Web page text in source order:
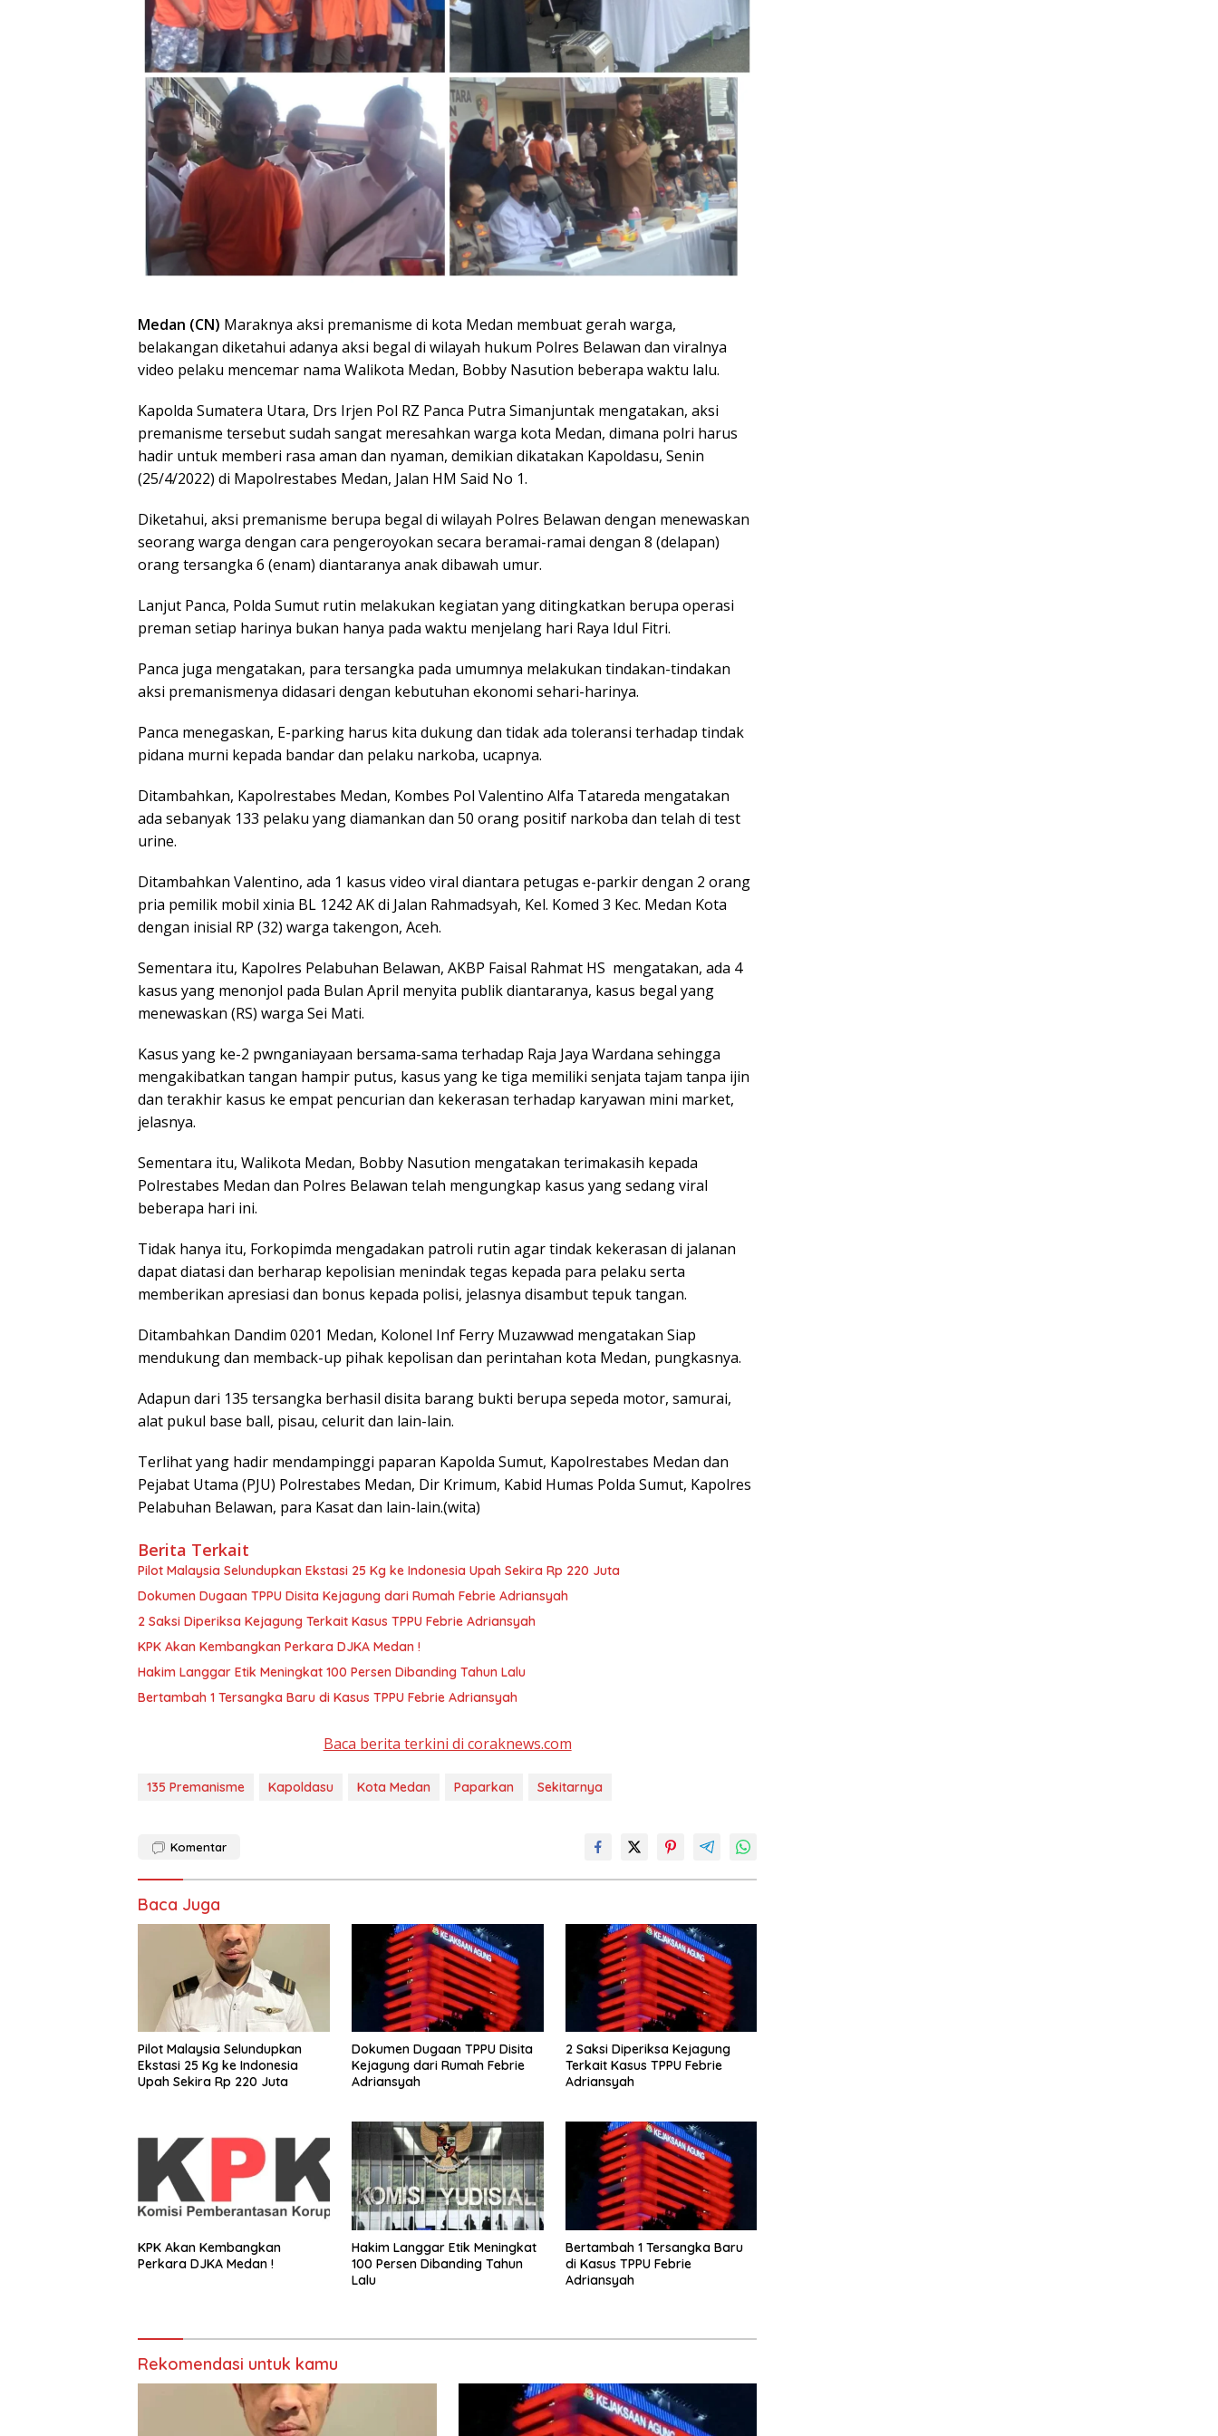
Medan (CN) Maraknya aksi premanisme di kota Medan membuat gerah warga,
belakangan diketahui adanya aksi begal di wilayah hukum Polres Belawan dan viralnya
video pelaku mencemar nama Walikota Medan, Bobby Nasution beberapa waktu lalu.
Kapolda Sumatera Utara, Drs Irjen Pol RZ Panca Putra Simanjuntak mengatakan, aksi
premanisme tersebut sudah sangat meresahkan warga kota Medan, dimana polri harus
hadir untuk memberi rasa aman dan nyaman, demikian dikatakan Kapoldasu, Senin
(25/4/2022) di Mapolrestabes Medan, Jalan HM Said No 1.
Diketahui, aksi premanisme berupa begal di wilayah Polres Belawan dengan menewaskan
seorang warga dengan cara pengeroyokan secara beramai-ramai dengan 8 (delapan)
orang tersangka 6 (enam) diantaranya anak dibawah umur.
Lanjut Panca, Polda Sumut rutin melakukan kegiatan yang ditingkatkan berupa operasi
preman setiap harinya bukan hanya pada waktu menjelang hari Raya Idul Fitri.
Panca juga mengatakan, para tersangka pada umumnya melakukan tindakan-tindakan
aksi premanismenya didasari dengan kebutuhan ekonomi sehari-harinya.
Panca menegaskan, E-parking harus kita dukung dan tidak ada toleransi terhadap tindak
pidana murni kepada bandar dan pelaku narkoba, ucapnya.
Ditambahkan, Kapolrestabes Medan, Kombes Pol Valentino Alfa Tatareda mengatakan
ada sebanyak 133 pelaku yang diamankan dan 50 orang positif narkoba dan telah di test
urine.
Ditambahkan Valentino, ada 1 kasus video viral diantara petugas e-parkir dengan 2 orang
pria pemilik mobil xinia BL 1242 AK di Jalan Rahmadsyah, Kel. Komed 3 Kec. Medan Kota
dengan inisial RP (32) warga takengon, Aceh.
Sementara itu, Kapolres Pelabuhan Belawan, AKBP Faisal Rahmat HS mengatakan, ada 4
kasus yang menonjol pada Bulan April menyita publik diantaranya, kasus begal yang
menewaskan (RS) warga Sei Mati.
Kasus yang ke-2 pwnganiayaan bersama-sama terhadap Raja Jaya Wardana sehingga
mengakibatkan tangan hampir putus, kasus yang ke tiga memiliki senjata tajam tanpa ijin
dan terakhir kasus ke empat pencurian dan kekerasan terhadap karyawan mini market,
jelasnya.
Sementara itu, Walikota Medan, Bobby Nasution mengatakan terimakasih kepada
Polrestabes Medan dan Polres Belawan telah mengungkap kasus yang sedang viral
beberapa hari ini.
Tidak hanya itu, Forkopimda mengadakan patroli rutin agar tindak kekerasan di jalanan
dapat diatasi dan berharap kepolisian menindak tegas kepada para pelaku serta
memberikan apresiasi dan bonus kepada polisi, jelasnya disambut tepuk tangan.
Ditambahkan Dandim 0201 Medan, Kolonel Inf Ferry Muzawwad mengatakan Siap
mendukung dan memback-up pihak kepolisan dan perintahan kota Medan, pungkasnya.
Adapun dari 135 tersangka berhasil disita barang bukti berupa sepeda motor, samurai,
alat pukul base ball, pisau, celurit dan lain-lain.
Terlihat yang hadir mendampinggi paparan Kapolda Sumut, Kapolrestabes Medan dan
Pejabat Utama (PJU) Polrestabes Medan, Dir Krimum, Kabid Humas Polda Sumut, Kapolres
Pelabuhan Belawan, para Kasat dan lain-lain.(wita)
Berita Terkait
Pilot Malaysia Selundupkan Ekstasi 25 Kg ke Indonesia Upah Sekira Rp 220 Juta
Dokumen Dugaan TPPU Disita Kejagung dari Rumah Febrie Adriansyah
2 Saksi Diperiksa Kejagung Terkait Kasus TPPU Febrie Adriansyah
KPK Akan Kembangkan Perkara DJKA Medan !
Hakim Langgar Etik Meningkat 100 Persen Dibanding Tahun Lalu
Bertambah 1 Tersangka Baru di Kasus TPPU Febrie Adriansyah
Baca berita terkini di coraknews.com
135 Premanisme Kapoldasu Kota Medan Paparkan Sekitarnya
Komentar
Baca Juga
Pilot Malaysia Selundupkan
Ekstasi 25 Kg ke Indonesia
Upah Sekira Rp 220 Juta
Dokumen Dugaan TPPU Disita
Kejagung dari Rumah Febrie
Adriansyah
2 Saksi Diperiksa Kejagung
Terkait Kasus TPPU Febrie
Adriansyah
KPK Akan Kembangkan
Perkara DJKA Medan !
Hakim Langgar Etik Meningkat
100 Persen Dibanding Tahun
Lalu
Bertambah 1 Tersangka Baru
di Kasus TPPU Febrie
Adriansyah
Rekomendasi untuk kamu